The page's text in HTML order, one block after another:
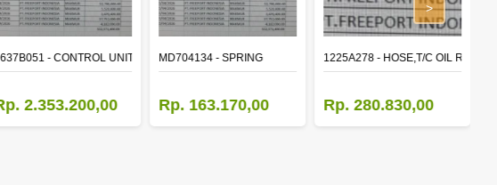
- CONTROL UNIT,TIME & ALARM
2.353.200,00
MD704134 - SPRING
Rp. 163.170,00
1225A278 - HOSE,T/C OIL
Rp. 280.830,00
>